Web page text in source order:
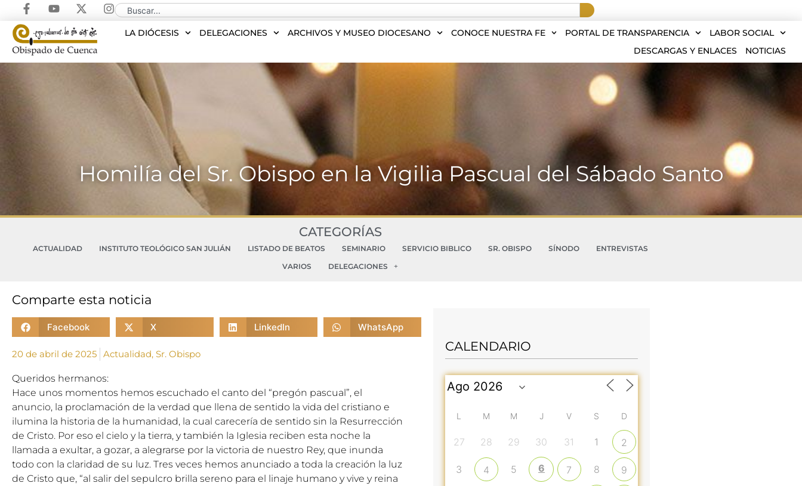
LA DIÓCESIS DELEGACIONES ARCHIVOS Y MUSEO DIOCESANO CONOCE NUESTRA FE PORTAL DE TRANSPARENCIA
LABOR SOCIAL
DESCARGAS Y ENLACES
NOTICIAS
Homilía del Sr. Obispo en la Vigilia Pascual del Sábado Santo
CATEGORÍAS
ACTUALIDAD INSTITUTO TEOLÓGICO SAN JULIÁN LISTADO DE BEATOS SEMINARIO SERVICIO BIBLICO SR. OBISPO SÍNODO
ENTREVISTAS
VARIOS
DELEGACIONES
Comparte esta noticia
Facebook X LinkedIn WhatsApp
20 de abril de 2025 Actualidad, Sr. Obispo
Queridos hermanos:
Hace unos momentos hemos escuchado el canto del “pregón pascual”, el
anuncio, la proclamación de la verdad que llena de sentido la vida del cristiano e
ilumina la historia de la humanidad, la cual carecería de sentido sin la Resurrección
de Cristo. Por eso el cielo y la tierra, y también la Iglesia reciben esta noche la
llamada a exultar, a gozar, a alegrarse por la victoria de nuestro Rey, que inunda
todo con la claridad de su luz. Tres veces hemos anunciado a toda la creación la luz
de Cristo que, “al salir del sepulcro brilla sereno para el linaje humano y vive y reina
CALENDARIO
L M M J V S D
27 28 29 30 31 1 2
3 4 5 6 7 8 9